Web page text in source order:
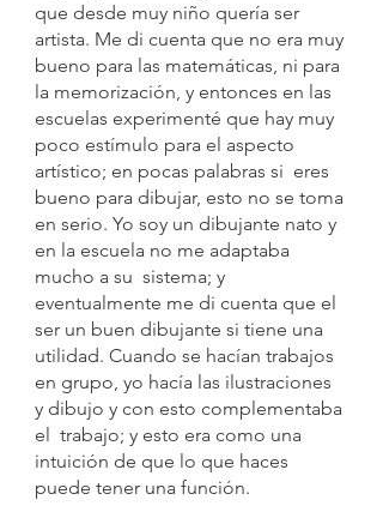
que desde muy niño quería ser
artista. Me di cuenta que no era muy
bueno para las matemáticas, ni para
la memorización, y entonces en las
escuelas experimenté que hay muy
poco estímulo para el aspecto
artístico; en pocas palabras si  eres
bueno para dibujar, esto no se toma
en serio. Yo soy un dibujante nato y
en la escuela no me adaptaba
mucho a su  sistema; y
eventualmente me di cuenta que el
ser un buen dibujante si tiene una
utilidad. Cuando se hacían trabajos
en grupo, yo hacía las ilustraciones
y dibujo y con esto complementaba
el  trabajo; y esto era como una
intuición de que lo que haces
puede tener una función.